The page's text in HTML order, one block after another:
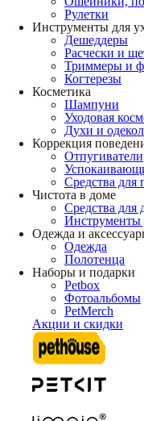
Рулетки
Инструменты для
Дешеддеры
Расчески и
Триммеры и
Когтерезы
Косметика
Шампуни
Уходовая
Духи и
Коррекция
Отпугиватели
Средства для
Чистота в доме
Средства для
Инструменты
Одежда и
Одежда
Полотенца
Наборы и подарки
Petbox
Фотоальбомы
PetMerch
Акции и скидки